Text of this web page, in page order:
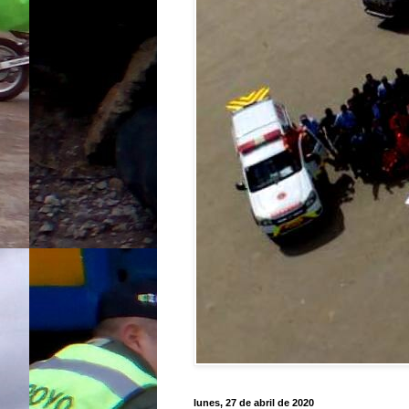
lunes, 27 de abril de 2020